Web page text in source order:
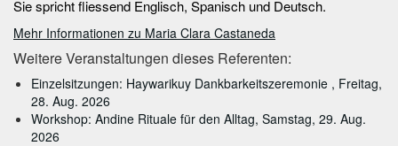
Sie spricht fliessend Englisch, Spanisch und Deutsch.
Mehr Informationen zu Maria Clara Castaneda
Weitere Veranstaltungen dieses Referenten:
Einzelsitzungen: Haywarikuy Dankbarkeitszeremonie , Freitag,
28. Aug. 2026
Workshop: Andine Rituale für den Alltag, Samstag, 29. Aug.
2026